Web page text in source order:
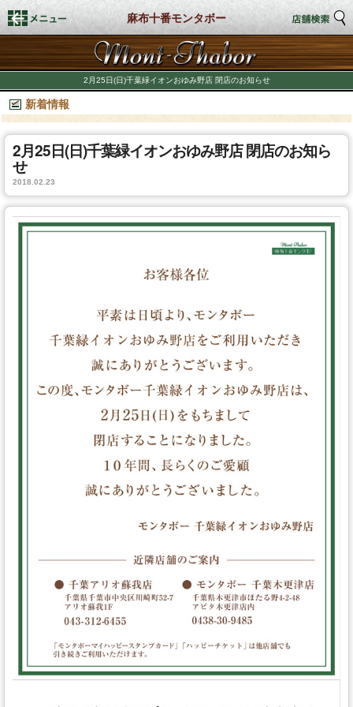
麻布十番モンタボー
2月25日(日)千葉緑イオンおゆみ野店 閉店のお知らせ
新着情報
2月25日(日)千葉緑イオンおゆみ野店 閉店のお知ら
せ
2018.02.23
トップページ
店舗検索
新着情報
商品情報
期間限定商品
商品づくり
銘水食パン 吟屋久島
パンと合うおすすめ料理!!
モンタボー公式ショップ
採用情報
本社 〒103-0024
TEL 03-3662-2582(代表)
Copyright (C) SWEET STYLE Co.,Ltd. All